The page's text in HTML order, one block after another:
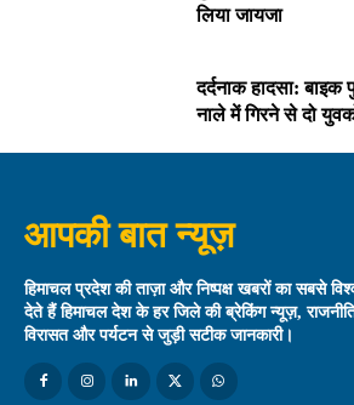
लिया जायजा
दर्दनाक हादसा:
नाले में गिरने से दो
आपकी बात न्यूज़
हिमाचल प्रदेश की ताज़ा और निष्पक्ष खबरों का सबसे
देते हैं हिमाचल देश के हर जिले की ब्रेकिंग न्यूज़,
विरासत और पर्यटन से जुड़ी सटीक जानकारी।